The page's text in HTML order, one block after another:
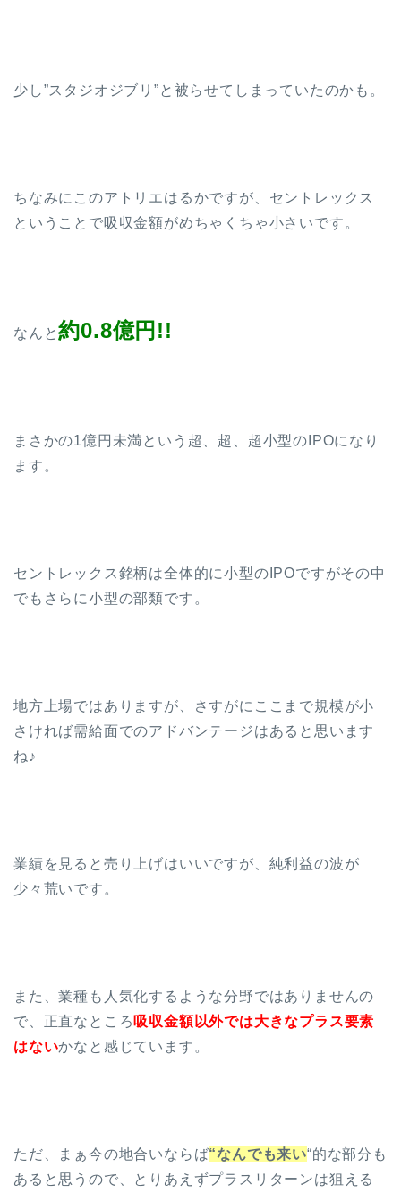
少し”スタジオジブリ”と被らせてしまっていたのかも。
ちなみにこのアトリエはるかですが、セントレックス
ということで吸収金額がめちゃくちゃ小さいです。
なんと約0.8億円!!
まさかの1億円未満という超、超、超小型のIPOになり
ます。
セントレックス銘柄は全体的に小型のIPOですがその中
でもさらに小型の部類です。
地方上場ではありますが、さすがにここまで規模が小
さければ需給面でのアドバンテージはあると思います
ね♪
業績を見ると売り上げはいいですが、純利益の波が
少々荒いです。
また、業種も人気化するような分野ではありませんの
で、正直なところ 吸収金額以外では大きなプラス要素
はないかなと感じています。
ただ、まぁ今の地合いならば“なんでも来い“的な部分も
あると思うので、とりあえずプラスリターンは狙える